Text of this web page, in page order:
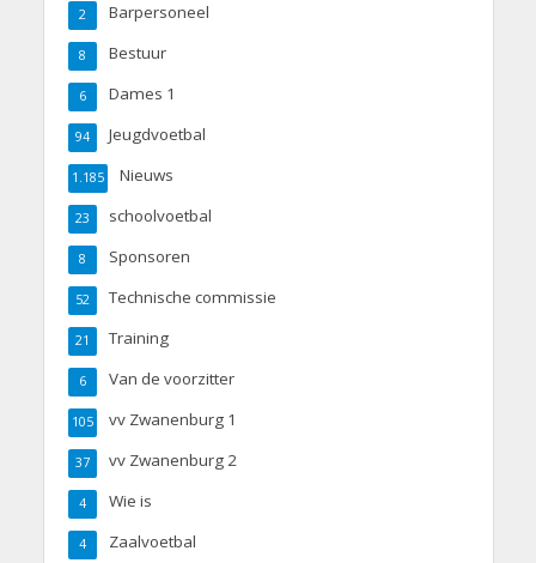
Barpersoneel
2
Bestuur
8
Dames 1
6
Jeugdvoetbal
94
Nieuws
1.185
schoolvoetbal
23
Sponsoren
8
Technische commissie
52
Training
21
Van de voorzitter
6
vv Zwanenburg 1
105
vv Zwanenburg 2
37
Wie is
4
Zaalvoetbal
4